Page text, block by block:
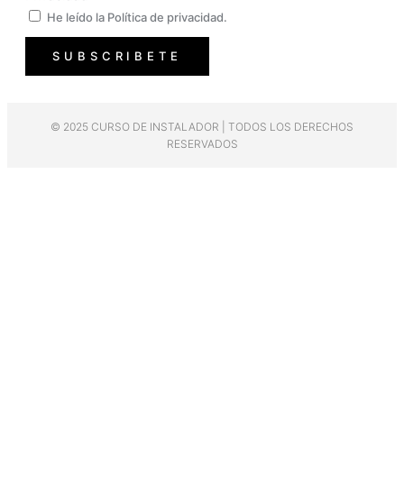
He leído la Política de privacidad.
SUBSCRIBETE
© 2025 CURSO DE INSTALADOR | TODOS LOS DERECHOS
RESERVADOS